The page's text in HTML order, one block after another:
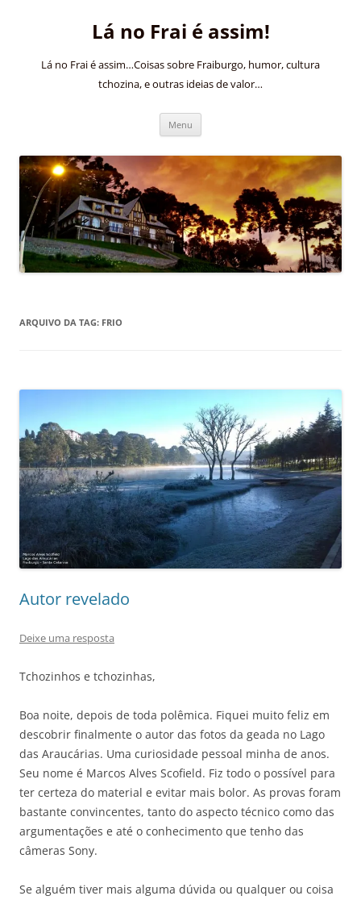
Lá no Frai é assim!
Lá no Frai é assim…Coisas sobre Fraiburgo, humor, cultura
tchozina, e outras ideias de valor…
Menu
ARQUIVO DA TAG: FRIO
Autor revelado
Deixe uma resposta
Tchozinhos e tchozinhas,
Boa noite, depois de toda polêmica. Fiquei muito feliz em
descobrir finalmente o autor das fotos da geada no Lago
das Araucárias. Uma curiosidade pessoal minha de anos.
Seu nome é Marcos Alves Scofield. Fiz todo o possível para
ter certeza do material e evitar mais bolor. As provas foram
bastante convincentes, tanto do aspecto técnico como das
argumentações e até o conhecimento que tenho das
câmeras Sony.
Se alguém tiver mais alguma dúvida ou qualquer ou coisa